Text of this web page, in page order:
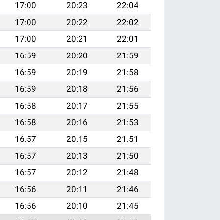
17:00 20:23
22:04
17:00
20:22
22:02
17:00
20:21
22:01
16:59
20:20
21:59
16:59
20:19
21:58
16:59
20:18
21:56
16:58
20:17
21:55
16:58
20:16
21:53
16:57
20:15
21:51
16:57
20:13
21:50
16:57
20:12
21:48
16:56
20:11
21:46
16:56
20:10
21:45